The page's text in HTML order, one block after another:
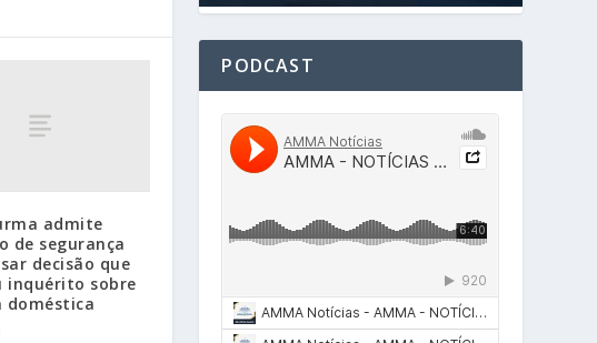
admite
de segurança
decisão que
inquérito sobre
doméstica
PODCAST